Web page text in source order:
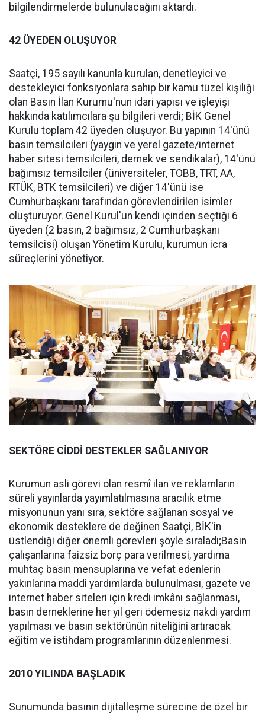
bilgilendirmelerde bulunulacağını aktardı.
42 ÜYEDEN OLUŞUYOR
Saatçi, 195 sayılı kanunla kurulan, denetleyici ve
destekleyici fonksiyonlara sahip bir kamu tüzel kişiliği
olan Basın İlan Kurumu'nun idari yapısı ve işleyişi
hakkında katılımcılara şu bilgileri verdi; BİK Genel
Kurulu toplam 42 üyeden oluşuyor. Bu yapının 14'ünü
basın temsilcileri (yaygın ve yerel gazete/internet
haber sitesi temsilcileri, dernek ve sendikalar), 14'ünü
bağımsız temsilciler (üniversiteler, TOBB, TRT, AA,
RTÜK, BTK temsilcileri) ve diğer 14'ünü ise
Cumhurbaşkanı tarafından görevlendirilen isimler
oluşturuyor. Genel Kurul'un kendi içinden seçtiği 6
üyeden (2 basın, 2 bağımsız, 2 Cumhurbaşkanı
temsilcisi) oluşan Yönetim Kurulu, kurumun icra
süreçlerini yönetiyor.
SEKTÖRE CİDDİ DESTEKLER SAĞLANIYOR
Kurumun asli görevi olan resmî ilan ve reklamların
süreli yayınlarda yayımlatılmasına aracılık etme
misyonunun yanı sıra, sektöre sağlanan sosyal ve
ekonomik desteklere de değinen Saatçi, BİK'in
üstlendiği diğer önemli görevleri şöyle sıraladı;Basın
çalışanlarına faizsiz borç para verilmesi, yardıma
muhtaç basın mensuplarına ve vefat edenlerin
yakınlarına maddi yardımlarda bulunulması, gazete ve
internet haber siteleri için kredi imkânı sağlanması,
basın derneklerine her yıl geri ödemesiz nakdi yardım
yapılması ve basın sektörünün niteliğini artıracak
eğitim ve istihdam programlarının düzenlenmesi.
2010 YILINDA BAŞLADIK
Sunumunda basının dijitalleşme sürecine de özel bir